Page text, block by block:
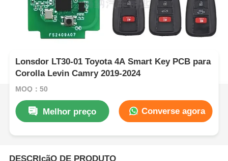
Lonsdor LT30-01 Toyota 4A Smart Key PCB para
Corolla Levin Camry 2019-2024
MOQ：50
Melhor preço Converse agora
DESCRIçãO DE PRODUTO